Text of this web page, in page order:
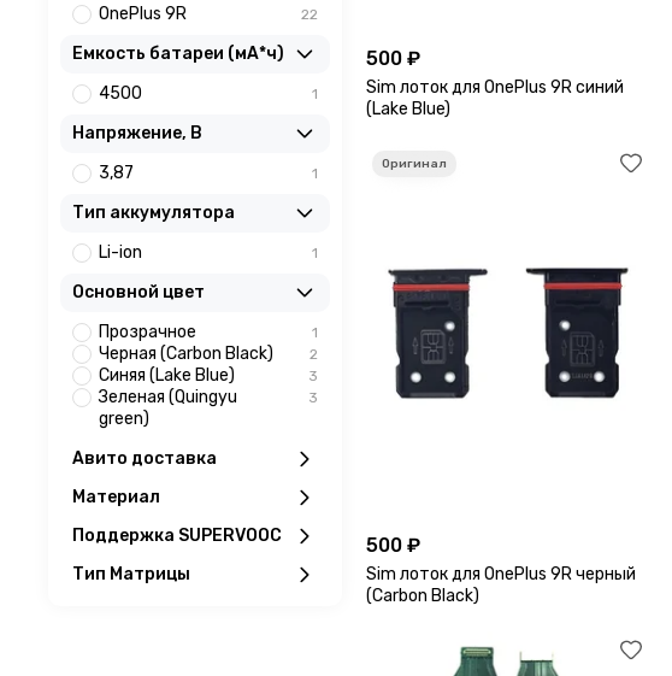
500 ₽
Sim лоток для OnePlus 9R синий
(Lake Blue)
500 ₽
Sim лоток для OnePlus 9R черный
(Carbon Black)
OnePlus 9R
22
Емкость батареи (мА*ч)
4500
1
Напряжение, В
3,87
1
Тип аккумулятора
Li-ion
1
Основной цвет
Прозрачное
1
Черная (Carbon Black) 2
Синяя (Lake Blue) 3
Зеленая (Quingyu
green)
3
Авито доставка
Материал
Поддержка SUPERVOOC
Тип Матрицы